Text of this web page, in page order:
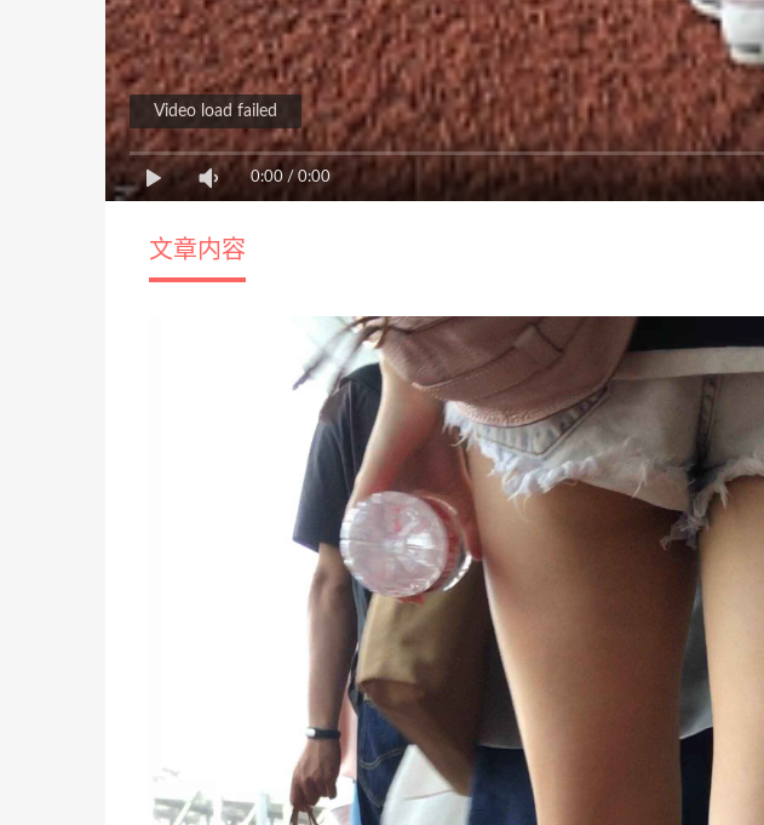
0:00 / 0:00
Video load failed
文章内容